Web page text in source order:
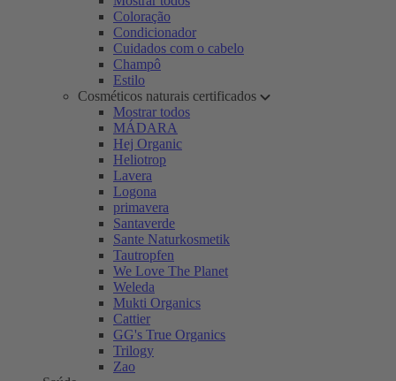
Coloração
Condicionador
Cuidados com o cabelo
Champô
Estilo
Cosméticos naturais certificados
Mostrar todos
MÁDARA
Hej Organic
Heliotrop
Lavera
Logona
primavera
Santaverde
Sante Naturkosmetik
Tautropfen
We Love The Planet
Weleda
Mukti Organics
Cattier
GG's True Organics
Trilogy
Zao